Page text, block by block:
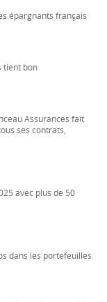
épargnants français
tient bon
Assurances fait
ses contrats,
avec plus de 50
dans les portefeuilles